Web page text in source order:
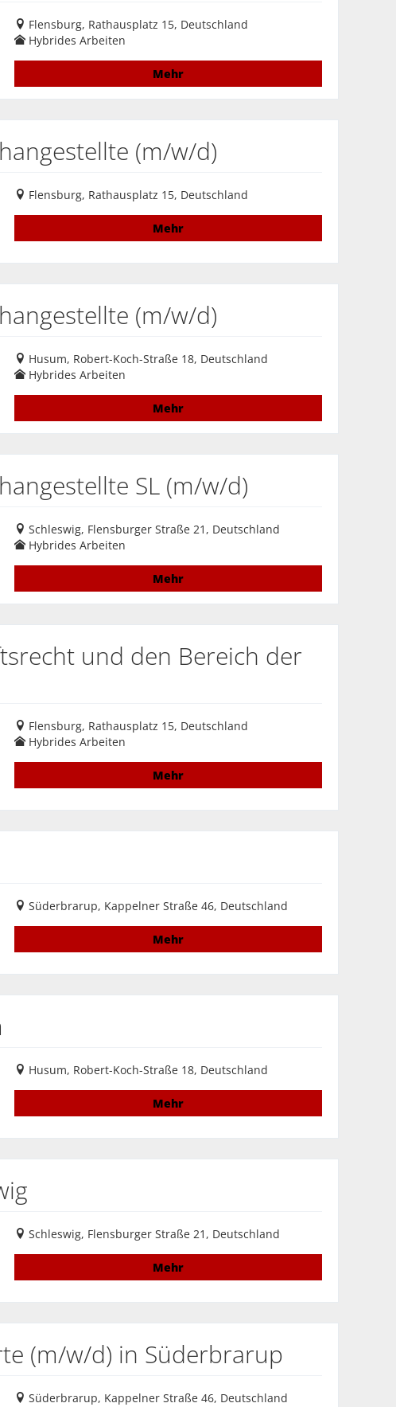
Flensburg, Rathausplatz 15, Deutschland
Hybrides Arbeiten
Mehr
(m/w/d)
Flensburg, Rathausplatz 15, Deutschland
Mehr
(m/w/d)
Husum, Robert-Koch-Straße 18, Deutschland
Hybrides Arbeiten
Mehr
SL (m/w/d)
Schleswig, Flensburger Straße 21, Deutschland
Hybrides Arbeiten
Mehr
und den Bereich der
Flensburg, Rathausplatz 15, Deutschland
Hybrides Arbeiten
Mehr
Süderbrarup, Kappelner Straße 46, Deutschland
Mehr
Husum, Robert-Koch-Straße 18, Deutschland
Mehr
Schleswig, Flensburger Straße 21, Deutschland
Mehr
(m/w/d) in Süderbrarup
Süderbrarup, Kappelner Straße 46, Deutschland